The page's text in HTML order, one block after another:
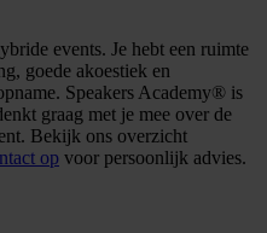
events. Je hebt een ruimte
goede akoestiek en
Speakers Academy® is
graag met je mee over de
Bekijk ons overzicht
op voor persoonlijk advies.